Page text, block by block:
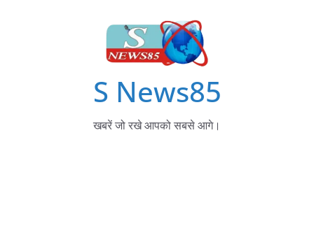
S News85
खबरें जो रखे आपको सबसे आगे।